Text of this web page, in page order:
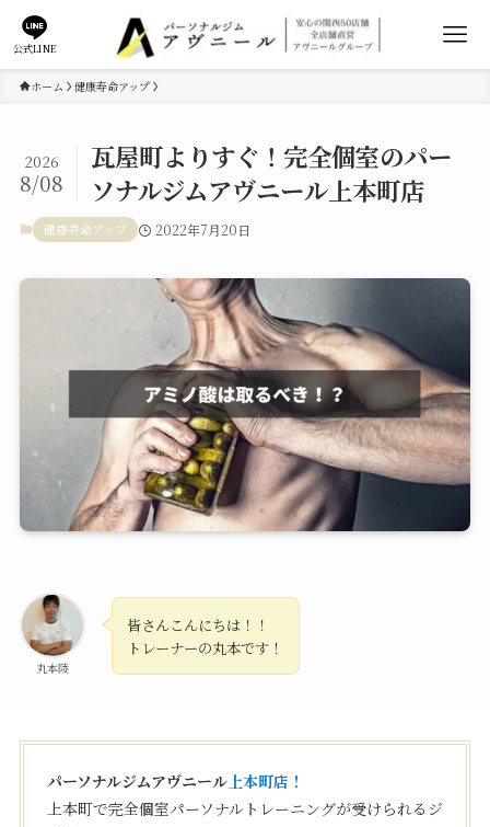
公式LINE
ホーム 健康寿命アップ
瓦屋町よりすぐ！完全個室のパー
ソナルジムアヴニール上本町店
2026
8/08
健康寿命アップ 2022年7月20日
丸本陵
皆さんこんにちは！！
トレーナーの丸本です！
パーソナルジムアヴニール上本町店！
上本町で完全個室パーソナルトレーニングが受けられるジ